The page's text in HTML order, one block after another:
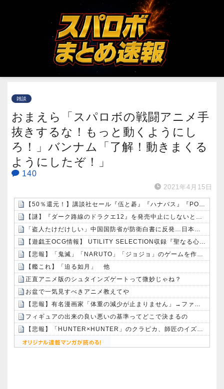
雑談
おまえら「スパロボの戦闘アニメ手
抜きするな！もっと動くようにし
ろ！」バンナム「了解！動きまくる
ようにしたぞ！」
140
2021年4月15日
【50％還元！】講談社セール『伍と碁』『ハナバス』『POLE STAR』など約1000冊が対象に！（8/9まで）
【謎】『ダーク路線のドラクエ12』を発売中止にしないといけなかった理由ってガチでなに？とりあえすだせばいいやん
「盗人たけだけしい」中国国防省が防衛白書に反発…日本の新型軍国主義と批判！
【遊戯王OCG情報】 UTILITY SELECTION収録『聖なる心のバリア －マインドフォース－』実物画像
【悲報】「鬼滅」「NARUTO」「ジョジョ」のゲームを作った会社の取締役、ジャンプ垢にブロックされてしまうｗｗｗｗ
【艦これ】「迫る如月」 他
正直アニメ版のシュタインズゲートって微妙じゃね？
お盆で一気見すべきアニメ教えてや
【悲報】有名漫画家「体重の減少が止まりません」→ファンから心配の声：26/08/07のニュース
フィギュアの出来の良い悪いの基準ってどこで決まるの
【悲報】「HUNTER×HUNTER」のクラピカ、師匠のイズナビに対する態度が本当に酷い！！